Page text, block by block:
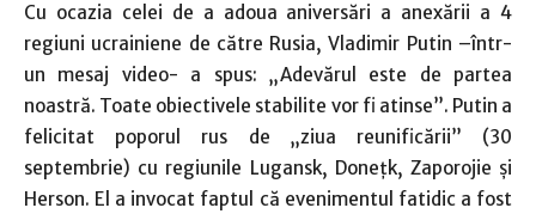
Cu ocazia celei de a adoua aniversări a anexării a 4
regiuni ucrainiene de către Rusia, Vladimir Putin –într-
un mesaj video- a spus: „Adevărul este de partea
noastră. Toate obiectivele stabilite vor fi atinse”. Putin a
felicitat poporul rus de „ziua reunificării” (30
septembrie) cu regiunile Lugansk, Doneţk, Zaporojie şi
Herson. El a invocat faptul că evenimentul fatidic a fost